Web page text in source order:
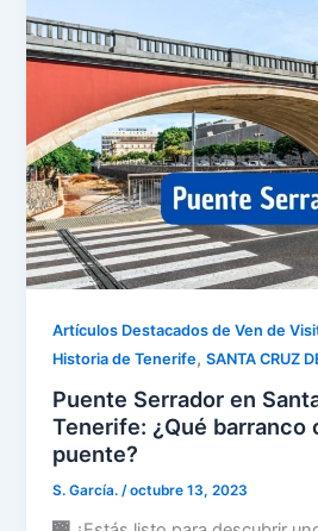
Artículos Destacados de Ven de
Historia de Tenerife,SANTA CRUZ
Puente Serrador en
Tenerife: ¿Qué barranco
puente?
S. García./octubre 13, 2023